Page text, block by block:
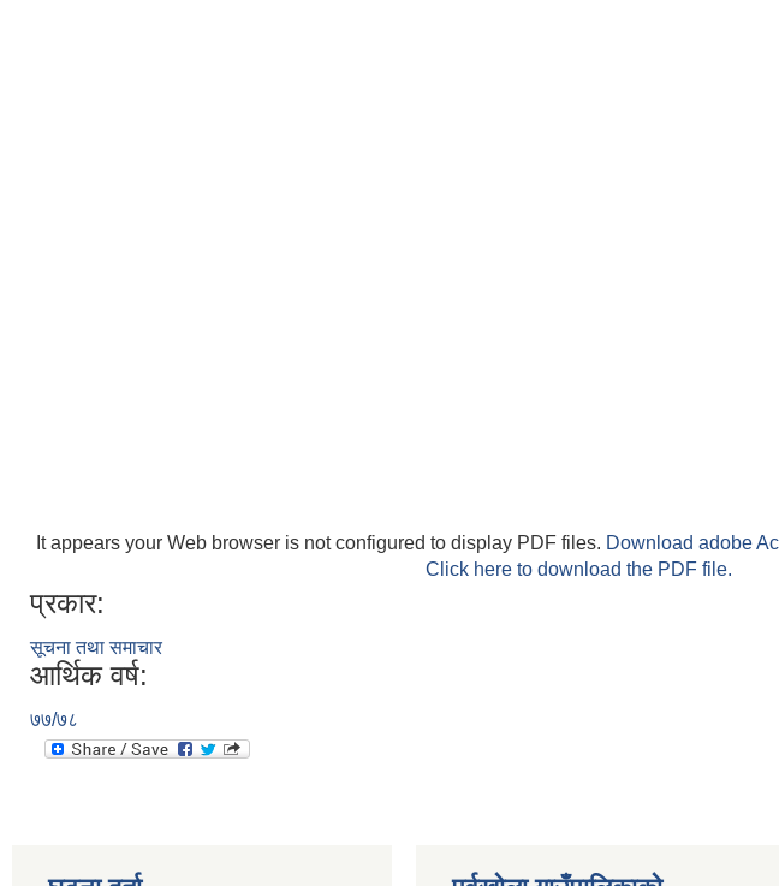
It appears your Web browser is not configured to display PDF files. Download adobe
Click here to download the PDF file.
प्रकार:
सूचना तथा समाचार
आर्थिक वर्ष:
७७/७८